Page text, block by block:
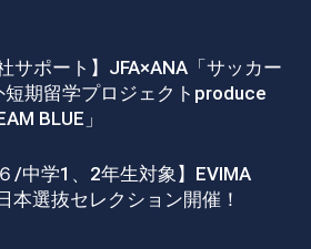
社サポート】JFA×ANA「サッカー
短期留学プロジェクトproduce
BLUE」
６/中学1、2年生対象】EVIMA
本選抜セレクション開催！